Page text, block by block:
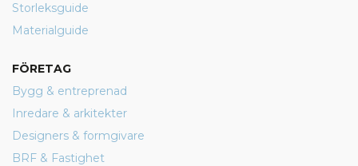
Storleksguide
Materialguide
FÖRETAG
Bygg & entreprenad
Inredare & arkitekter
Designers & formgivare
BRF & Fastighet